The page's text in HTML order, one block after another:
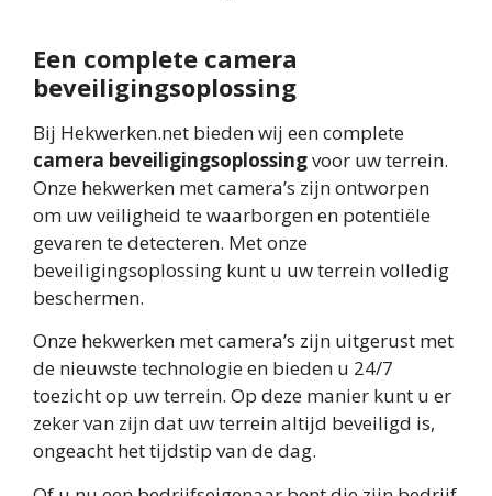
Een complete camera
beveiligingsoplossing
Bij Hekwerken.net bieden wij een complete
camera beveiligingsoplossingvoor uw terrein.
Onze hekwerken met camera’s zijn ontworpen
om uw veiligheid te waarborgen en potentiële
gevaren te detecteren. Met onze
beveiligingsoplossing kunt u uw terrein volledig
beschermen.
Onze hekwerken met camera’s zijn uitgerust met
de nieuwste technologie en bieden u 24/7
toezicht op uw terrein. Op deze manier kunt u er
zeker van zijn dat uw terrein altijd beveiligd is,
ongeacht het tijdstip van de dag.